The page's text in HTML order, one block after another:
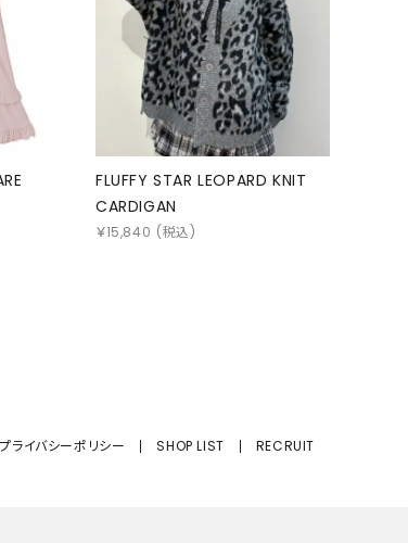
FLUFFY STAR LEOPARD KNIT
CARDIGAN
￥15,840 (税込)
プライバシーポリシー SHOP LIST RECRUIT